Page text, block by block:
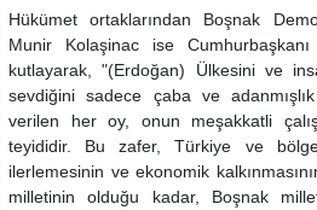
Hükümet ortaklarından Boşnak
Munir Kolaşinac ise
kutlayarak, "(Erdoğan) Ülkesini ve
sevdiğini sadece çaba ve
verilen her oy, onun meşakkatli
teyididir. Bu zafer, Türkiye ve
ilerlemesinin ve ekonomik
milletinin olduğu kadar, Boşnak